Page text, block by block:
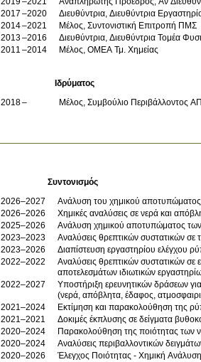
2017
2020
Διευθύντρια, Διευθύντρια
2014
2021
Μέλος, Συντονιστική Επιτροπή ΠΜΣ
2013
2016
Διευθύντρια, Διευθύντρια Τομέα
2011
2014 Μέλος, ΟΜΕΑ Τμ. Χημείας
Ιδρύματος
2018
Μέλος, Συμβούλιο Περιβάλλοντος
Συντονισμός
2026–2027
Aνάλυση του χημικού
2026–2026
Χημικές αναλύσεις σε νερά και
2025–2026
Ανάλυση χημικού αποτυπώματος
2023–2023
Αναλύσεις θρεπτικών συστατικών σε
2023–2026
Διαπίστευση εργαστηρίου ελέγχου
2022–2022
Αναλύσεις θρεπτικών συστατικών σε
αποτελεσμάτων ιδιωτικών
2022–2027
Υποστήριξη ερευνητικών δράσεων
(νερά, απόβλητα, έδαφος,
2021–2024
Εκτίμηση και παρακολούθηση της
2021–2021
Δοκιμές έκπλυσης σε δείγματα
2020–2024
Παρακολούθηση της ποιότητας των
2020–2024
Αναλύσεις περιβαλλοντικών
2020–2026
Έλεγχος Ποιότητας - Χημική